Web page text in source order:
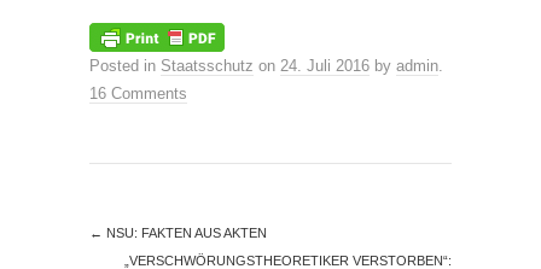
Posted in Staatsschutz on 24. Juli 2016 by admin
16 Comments
← NSU: FAKTEN AUS AKTEN
„VERSCHWÖRUNGSTHEORETIKER VERSTORBEN“: